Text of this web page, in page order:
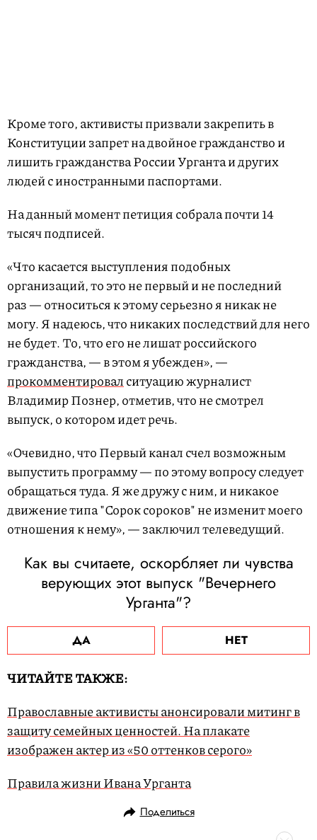
Кроме того, активисты призвали закрепить в
Конституции запрет на двойное гражданство и
лишить гражданства России Урганта и других
людей с иностранными паспортами.
На данный момент петиция собрала почти 14
тысяч подписей.
«Что касается выступления подобных
организаций, то это не первый и не последний
раз — относиться к этому серьезно я никак не
могу. Я надеюсь, что никаких последствий для него
не будет. То, что его не лишат российского
гражданства, — в этом я убежден», —
прокомментировалситуацию журналист
Владимир Познер, отметив, что не смотрел
выпуск, о котором идет речь.
«Очевидно, что Первый канал счел возможным
выпустить программу — по этому вопросу следует
обращаться туда. Я же дружу с ним, и никакое
движение типа "Сорок сороков" не изменит моего
отношения к нему», — заключил телеведущий.
Как вы считаете, оскорбляет ли чувства
верующих этот выпуск "Вечернего
Урганта"?
ДА НЕТ
ЧИТАЙТЕ ТАКЖЕ:
Православные активисты анонсировали митинг в
защиту семейных ценностей. На плакате
изображен актер из «50 оттенков серого»
Правила жизни Ивана Урганта
Поделиться